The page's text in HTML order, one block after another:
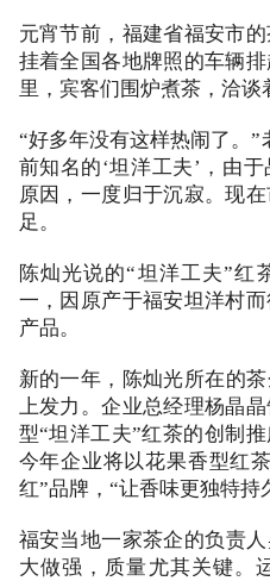
元宵节前，福建省福安市
挂着全国各地牌照的车辆
里，宾客们围炉煮茶，洽谈
“好多年没有这样热闹了。
前知名的‘坦洋工夫’，由
原因，一度归于沉寂。现
足。
陈灿光说的“坦洋工夫”红
一，因原产于福安坦洋村
产品。
新的一年，陈灿光所在的
上发力。企业总经理杨晶
型“坦洋工夫”红茶的创制
今年企业将以花果香型红
红”品牌，“让香味更独特持
福安当地一家茶企的负责
大做强，质量尤其关键。